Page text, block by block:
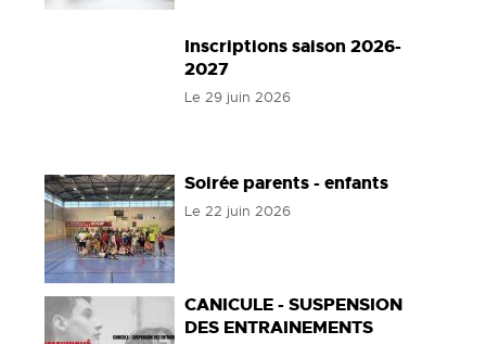
Inscriptions saison 2026-
2027
Le 29 juin 2026
Soirée parents - enfants
Le 22 juin 2026
CANICULE - SUSPENSION
DES ENTRAINEMENTS